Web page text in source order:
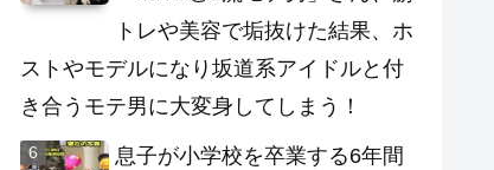
トレや美容で垢抜けた結果、ホ
ストやモデルになり坂道系アイドルと付
き合うモテ男に大変身してしまう！
息子が小学校を卒業する6年間